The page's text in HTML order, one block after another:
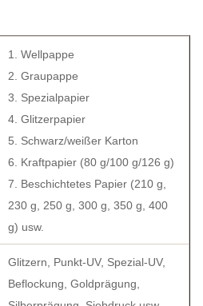
1. Wellpappe
2. Graupappe
3. Spezialpapier
4. Glitzerpapier
5. Schwarz/weißer Karton
6. Kraftpapier (80 g/100 g/126 g)
7. Beschichtetes Papier (210 g,
230 g, 250 g, 300 g, 350 g, 400
g) usw.
Glitzern, Punkt-UV, Spezial-UV,
Beflockung, Goldprägung,